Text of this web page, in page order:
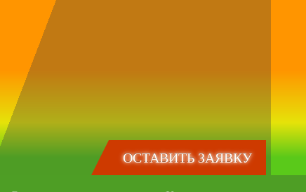
ОСТАВИТЬ ЗАЯВКУ